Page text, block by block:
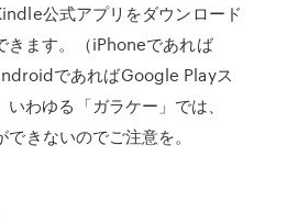
公式アプリをダウンロード
きます。（iPhoneであれば
であればGoogle Playス
いわゆる「ガラケー」では、
きないのでご注意を。